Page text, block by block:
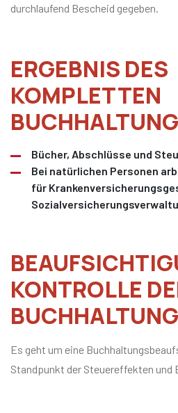
durchlaufend Bescheid gegeben.
ERGEBNIS DES
KOMPLETTEN
Bücher, Abschlüsse und
Bei natürlichen Personen
für
KONTROLLE
BUCHHALTUNG
Es geht um eine
Standpunkt der Steuereffekten und